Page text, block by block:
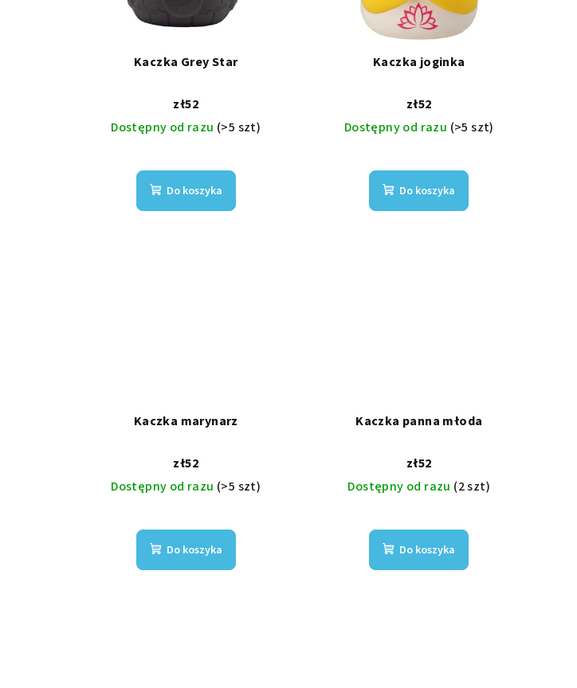
Kaczka Grey Star
zł52
Dostępny od razu (>5 szt)
Do koszyka
Kaczka joginka
zł52
Dostępny od razu (>5 szt)
Do koszyka
Kaczka marynarz
zł52
Dostępny od razu (>5 szt)
Do koszyka
Kaczka panna młoda
zł52
Dostępny od razu (2 szt)
Do koszyka